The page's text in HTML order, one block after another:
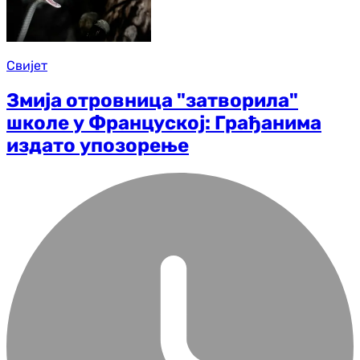
Свијет
Змија отровница "затворила"
школе у Француској: Грађанима
издато упозорење